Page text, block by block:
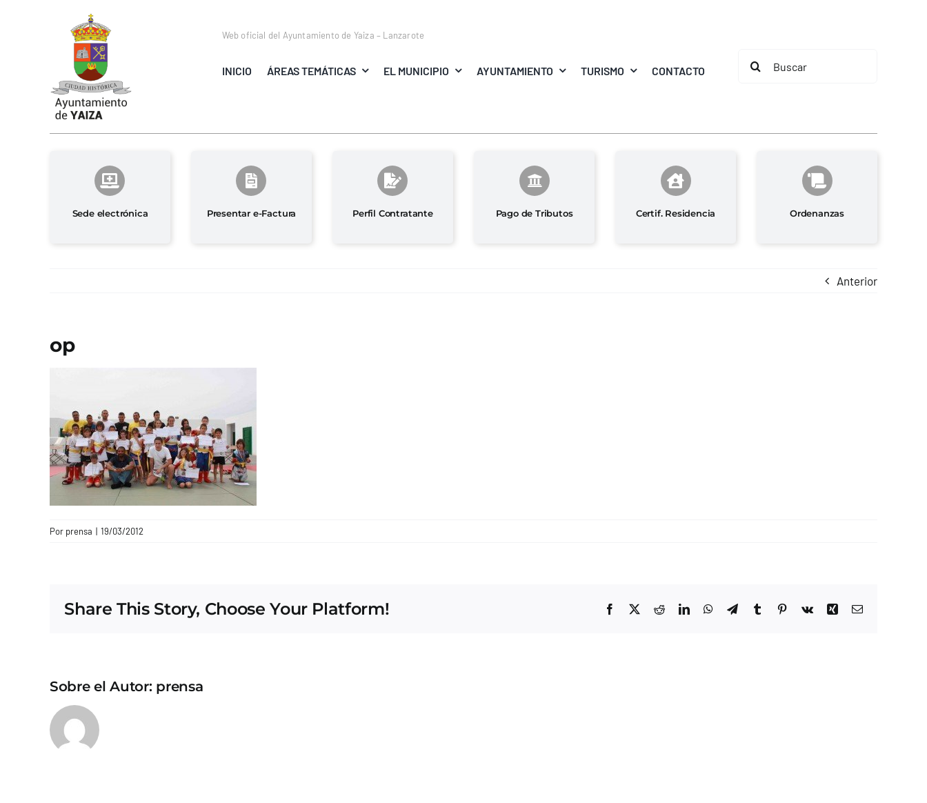
Web oficial del Ayuntamiento de Yaiza – Lanzarote
INICIO ÁREAS TEMÁTICAS EL MUNICIPIO AYUNTAMIENTO TURISMO CONTACTO
Buscar:
Sede electrónica Presentar e-Factura Perfil Contratante Pago de Tributos Certif. Residencia Ordenanzas
Anterior
op
Por prensa | 19/03/2012
Share This Story, Choose Your Platform! Facebook
X RedditLinkedInWhatsApp
TelegramTumblrPinterest
Vk Xing Correo
Sobre el Autor: prensa